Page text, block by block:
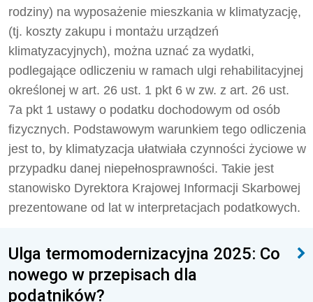
rodziny) na wyposażenie mieszkania w klimatyzację,
(tj. koszty zakupu i montażu urządzeń
klimatyzacyjnych), można uznać za wydatki,
podlegające odliczeniu w ramach ulgi rehabilitacyjnej
określonej w art. 26 ust. 1 pkt 6 w zw. z art. 26 ust.
7a pkt 1 ustawy o podatku dochodowym od osób
fizycznych. Podstawowym warunkiem tego odliczenia
jest to, by klimatyzacja ułatwiała czynności życiowe w
przypadku danej niepełnosprawności. Takie jest
stanowisko Dyrektora Krajowej Informacji Skarbowej
prezentowane od lat w interpretacjach podatkowych.
Ulga termomodernizacyjna 2025: Co
nowego w przepisach dla
podatników?